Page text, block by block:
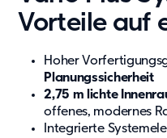
Vorteile auf
Hoher
Planungssicherheit
2,75 m lichte
offenes, modernes
Integrierte